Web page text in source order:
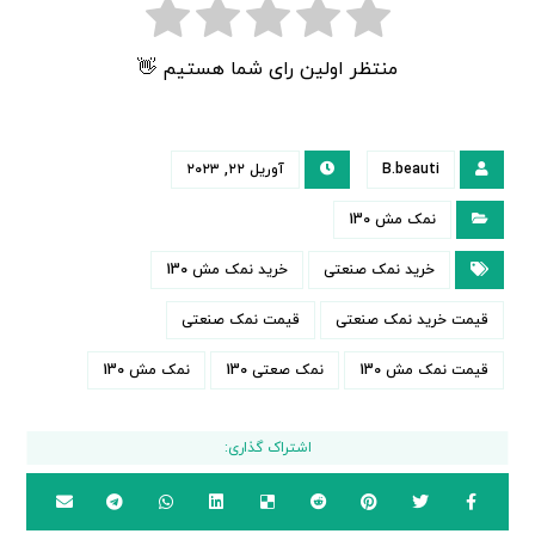
منتظر اولین رای شما هستیم 👋
B.beauti آوریل ۲۲, ۲۰۲۳
نمک مش 130
خرید نمک صنعتی خرید نمک مش 130
قیمت خرید نمک صنعتی قیمت نمک صنعتی
قیمت نمک مش 130 نمک صعتی 130 نمک مش 130